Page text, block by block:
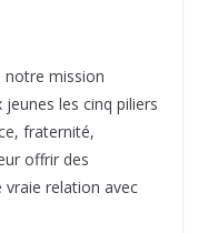
mission
les cinq piliers
fraternité,
offrir des
relation avec